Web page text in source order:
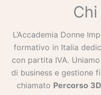
L’Accademia Donne
formativo in Italia
con partita IVA.
di business e gestione
chiamato Percorso 3D